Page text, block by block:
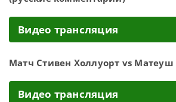
Видео трансляция
Матч Стивен Холлуорт vs Матеуш
Видео трансляция